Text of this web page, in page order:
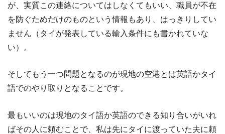
が、実質この連絡についてはしなくてもいい、職員が不在
を防ぐためだけのものという情報もあり、はっきりしてい
ません（タイが発表している輸入条件にも書かれていな
い）。
そしてもう一つ問題となるのが現地の空港とは英語かタイ
語でのやり取りとなることです。
最もいいのは現地のタイ語か英語のできる知り合いがいれ
ばその人に頼むことで、私は先にタイに渡っていた夫に頼